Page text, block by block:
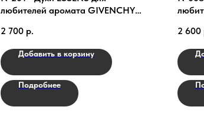
любителей аромата GIVENCHY
2 700 р.
Добавить в корзину
Подробнее
2 600